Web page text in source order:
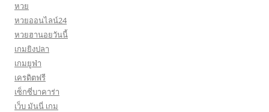
หวย
หวยออนไลน์24
หวยฮานอยวันนี้
เกมยิงปลา
เกมยูฟ่า
เครดิตฟรี
เซ็กซี่บาคาร่า
เว็บ มันนี่ เกม